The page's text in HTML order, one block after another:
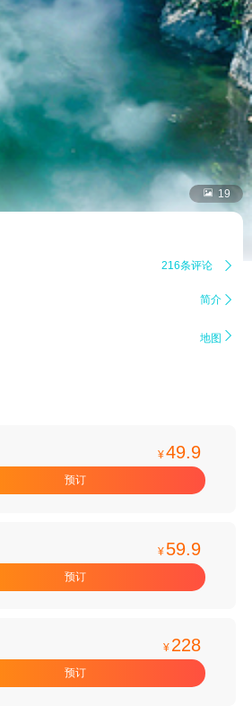
 19
216条评论 
简介 
地图 
¥49.9
预订
¥ 59.9
预订
¥ 228
预订